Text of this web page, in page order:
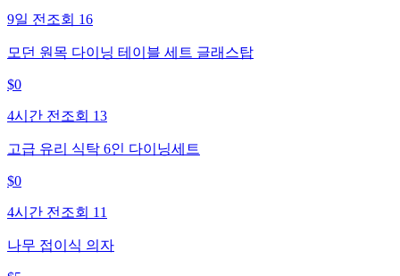
9일 전 조회 16
모던 원목 다이닝 테이블 세트 글래스탑
$0
4시간 전 조회 13
고급 유리 식탁 6인 다이닝세트
$0
4시간 전 조회 11
나무 접이식 의자